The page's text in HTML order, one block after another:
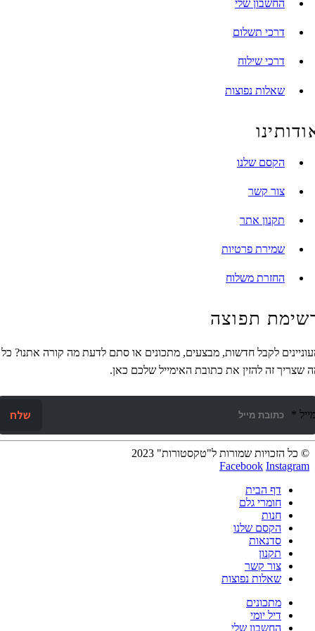
החשבון שלי
דרכי תשלום
דרכי שילוח
שאלות נפוצות
הקסם שלנו
צור קשר
תקנון אתר
שמירת פרטיות
החזרת משלוח
תפוצה
לקבל חדשות, מבצעים, מתכונים או סתם לדעת מה קורה אתנו? כל
זה להזין את כתובת האימייל שלכם כאן.
* שלח
הזכויות שמורות ל"טקסטורות" 2023
Facebook
דף הבית
חומרי גלם
חנות
הקסם שלנו
סדנאות
תקנון
צור קשר
שאלות נפוצות
מתכונים
דיל יומי
החשבון שלי